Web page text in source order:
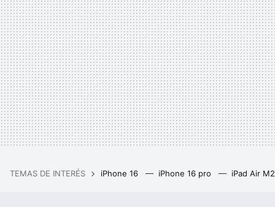
TEMAS DE INTERÉS iPhone 16 iPhone 16 pro iPad Air